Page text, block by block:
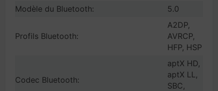
Modèle du Bluetooth:
5.0
Profils Bluetooth:
A2DP,
AVRCP,
HFP, HSP
Codec Bluetooth:
aptX HD,
aptX LL,
SBC,